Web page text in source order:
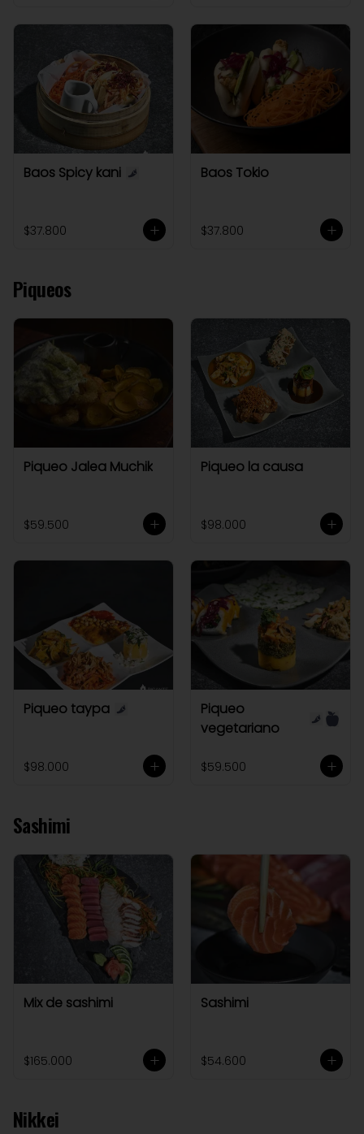
Baos Spicy kani
$37.800
Baos Tokio
$37.800
Piqueos
Piqueo Jalea Muchik
$59.500
Piqueo la causa
$98.000
Piqueo taypa
$98.000
Piqueo
vegetariano
$59.500
Sashimi
Mix de sashimi
$165.000
Sashimi
$54.600
Nikkei